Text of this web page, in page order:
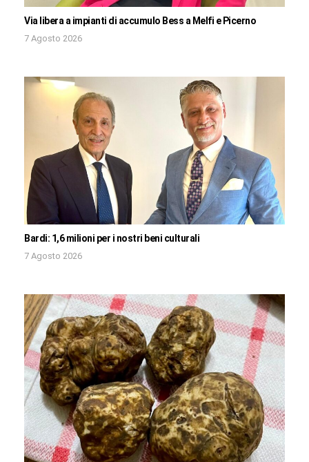
Via libera a impianti di accumulo Bess a Melfi e Picerno
7 Agosto 2026
Bardi: 1,6 milioni per i nostri beni culturali
7 Agosto 2026